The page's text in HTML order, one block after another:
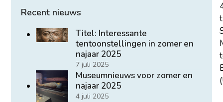
Recent nieuws
Titel: Interessante
tentoonstellingen in zomer en
najaar 2025
7 juli 2025
Museumnieuws voor zomer en
najaar 2025
4 juli 2025